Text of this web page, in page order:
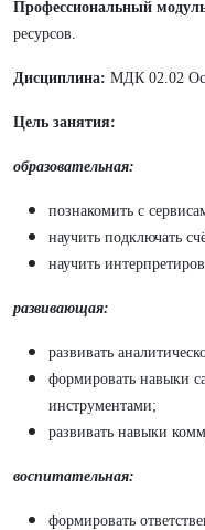
Профессиональный
ресурсов.
Дисциплина: МДК 02.02
Цель занятия:
образовательная:
познакомить с
научить подключать
научить
развивающая:
развивать
формировать навыки
инструментами;
развивать навыки
воспитательная:
формировать